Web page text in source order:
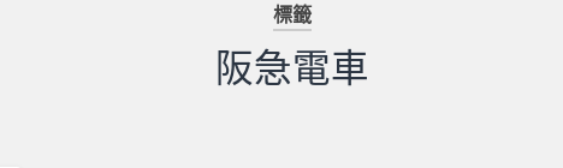
標籤
阪急電車